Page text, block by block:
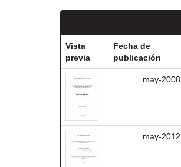
Vista
previa
Fecha de
publicación
may-2008
may-2012